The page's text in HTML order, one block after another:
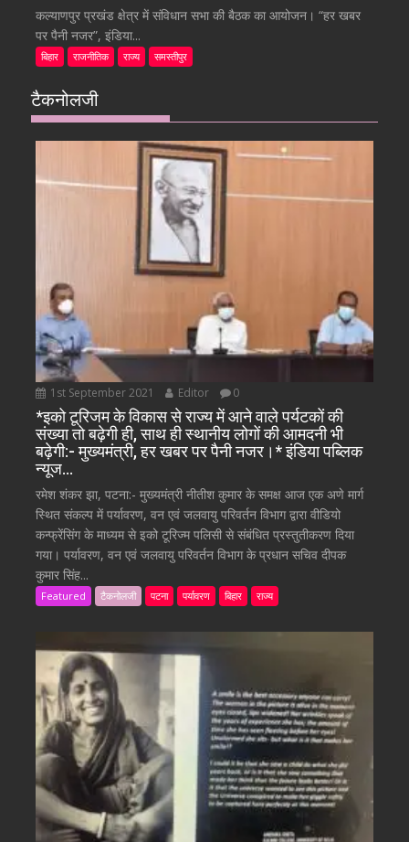
कल्याणपुर प्रखंड क्षेत्र में संविधान सभा की बैठक का आयोजन। “हर खबर
पर पैनी नजर”, इंडिया...
बिहार राजनीतिक राज्य समस्तीपुर
टैकनोलजी
1st September 2021 Editor 0
*इको टूरिजम के विकास से राज्य में आने वाले पर्यटकों की
संख्या तो बढ़ेगी ही, साथ ही स्थानीय लोगों की आमदनी भी
बढ़ेगी:- मुख्यमंत्री, हर खबर पर पैनी नजर।* इंडिया पब्लिक
न्यूज…
रमेश शंकर झा, पटना:- मुख्यमंत्री नीतीश कुमार के समक्ष आज एक अणे मार्ग
स्थित संकल्प में पर्यावरण, वन एवं जलवायु परिवर्तन विभाग द्वारा वीडियो
कन्फ्रेंसिंग के माध्यम से इको टूरिज्म पलिसी से संबंधित प्रस्तुतीकरण दिया
गया। पर्यावरण, वन एवं जलवायु परिवर्तन विभाग के प्रधान सचिव दीपक
कुमार सिंह...
Featured टैकनोलजी पटना पर्यावरण बिहार राज्य